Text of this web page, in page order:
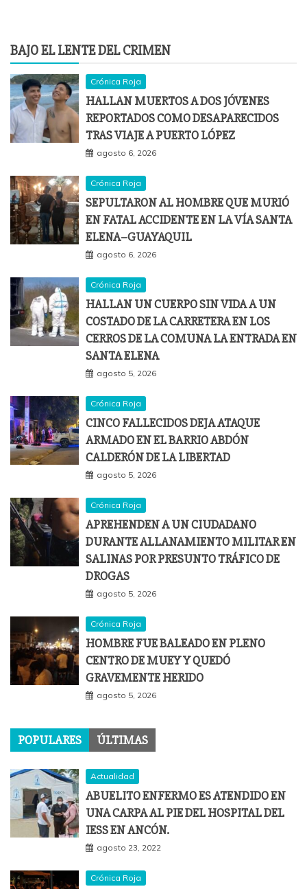
BAJO EL LENTE DEL CRIMEN
Crónica Roja
HALLAN MUERTOS A DOS JÓVENES
REPORTADOS COMO DESAPARECIDOS
TRAS VIAJE A PUERTO LÓPEZ
agosto 6, 2026
Crónica Roja
SEPULTARON AL HOMBRE QUE MURIÓ
EN FATAL ACCIDENTE EN LA VÍA SANTA
ELENA–GUAYAQUIL
agosto 6, 2026
Crónica Roja
HALLAN UN CUERPO SIN VIDA A UN
COSTADO DE LA CARRETERA EN LOS
CERROS DE LA COMUNA LA ENTRADA EN
SANTA ELENA
agosto 5, 2026
Crónica Roja
CINCO FALLECIDOS DEJA ATAQUE
ARMADO EN EL BARRIO ABDÓN
CALDERÓN DE LA LIBERTAD
agosto 5, 2026
Crónica Roja
APREHENDEN A UN CIUDADANO
DURANTE ALLANAMIENTO MILITAR EN
SALINAS POR PRESUNTO TRÁFICO DE
DROGAS
agosto 5, 2026
Crónica Roja
HOMBRE FUE BALEADO EN PLENO
CENTRO DE MUEY Y QUEDÓ
GRAVEMENTE HERIDO
agosto 5, 2026
POPULARES ÚLTIMAS
Actualidad
ABUELITO ENFERMO ES ATENDIDO EN
UNA CARPA AL PIE DEL HOSPITAL DEL
IESS EN ANCÓN.
agosto 23, 2022
Crónica Roja